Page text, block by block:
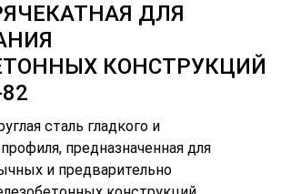
ДЛЯ
КОНСТРУКЦИЙ
сталь гладкого и
предназначенная для
и предварительно